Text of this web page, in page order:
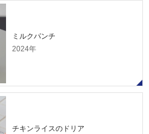
ミルクパンチ
2024年
チキンライスのドリア